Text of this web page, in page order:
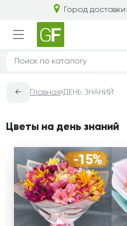
Город доставки:
← Главная ДЕНЬ ЗНАНИЙ
Цветы на день знаний